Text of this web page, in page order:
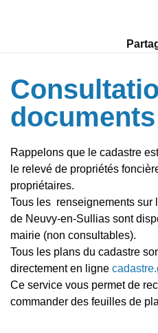
documents
Rappelons que le cadastre
le relevé de propriétés
propriétaires.
Tous les renseignements sur
de Neuvy-en-Sullias sont
mairie (non consultables).
Tous les plans du cadastre
directement en ligne
Ce service vous permet de
commander des feuilles de